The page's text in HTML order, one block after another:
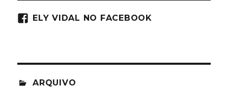
ELY VIDAL NO FACEBOOK
ARQUIVO